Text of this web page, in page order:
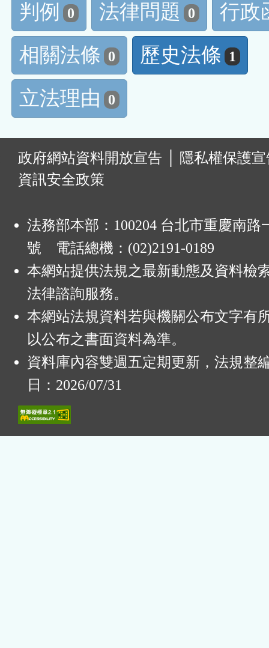
判例
0 法律問題 0
行政
相關法條 0 歷史法條 1
立法理由 0
政府網站資料開放宣告
隱私權保護
資訊安全政策
法務部本部：100204 台北市重慶南路
號 電話總機：(02)2191-0189
本網站提供法規之最新動態及資料檢
法律諮詢服務。
本網站法規資料若與機關公布文字有
以公布之書面資料為準。
資料庫內容雙週五定期更新，法規整
日：2026/07/31